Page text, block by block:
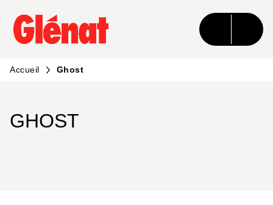
MENU RECHERCHE CONTENU
PIED DE PAGE
Accueil Ghost
GHOST